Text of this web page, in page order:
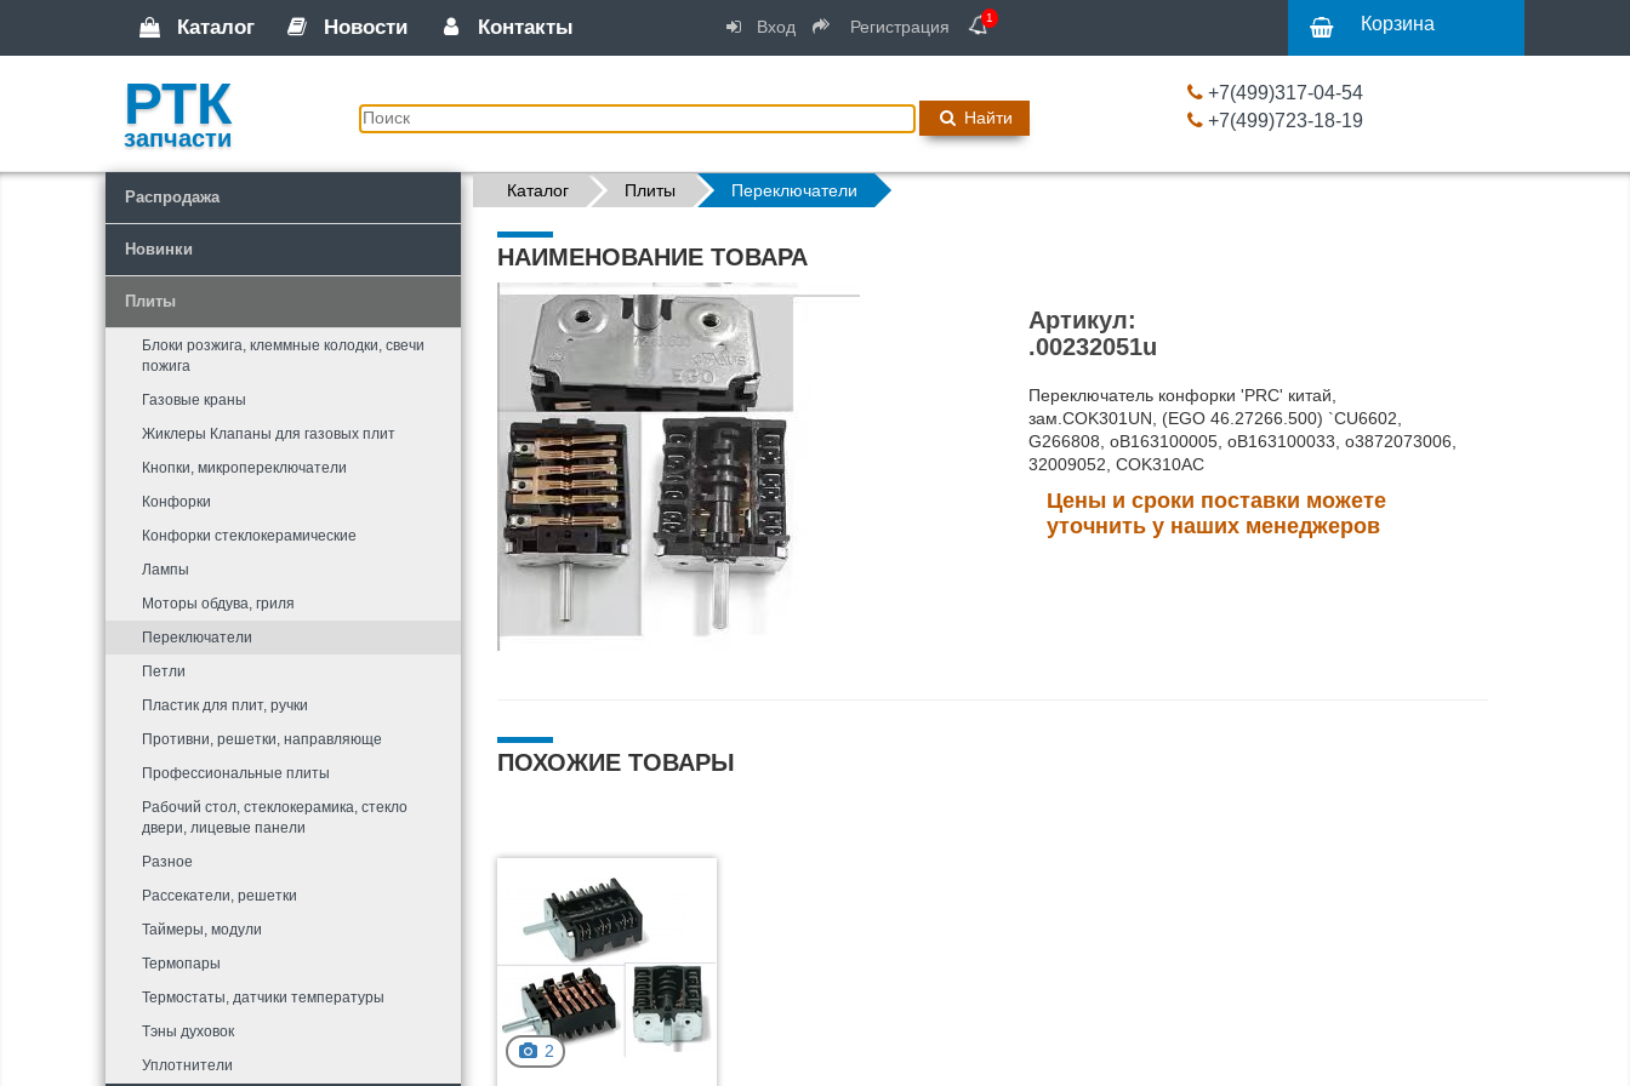
Каталог Новости Контакты Вход Регистрация 1 Корзина
РТК
запчасти
Найти
+7(499)317-04-54
+7(499)723-18-19
Распродажа
Новинки
Плиты
Блоки розжига, клеммные колодки, свечи
пожига
Газовые краны
Жиклеры Клапаны для газовых плит
Кнопки, микропереключатели
Конфорки
Конфорки стеклокерамические
Лампы
Моторы обдува, гриля
Переключатели
Петли
Пластик для плит, ручки
Противни, решетки, направляюще
Профессиональные плиты
Рабочий стол, стеклокерамика, стекло
двери, лицевые панели
Разное
Рассекатели, решетки
Таймеры, модули
Термопары
Термостаты, датчики температуры
Тэны духовок
Уплотнители
Каталог Плиты Переключатели
НАИМЕНОВАНИЕ ТОВАРА
Артикул:
.00232051u
Переключатель конфорки 'PRC' китай,
зам.COK301UN, (EGO 46.27266.500) `CU6602,
G266808, oB163100005, oB163100033, o3872073006,
32009052, COK310AC
Цены и сроки поставки можете
уточнить у наших менеджеров
ПОХОЖИЕ ТОВАРЫ
2